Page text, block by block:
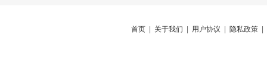
首页 关于我们 用户协议 隐私政策